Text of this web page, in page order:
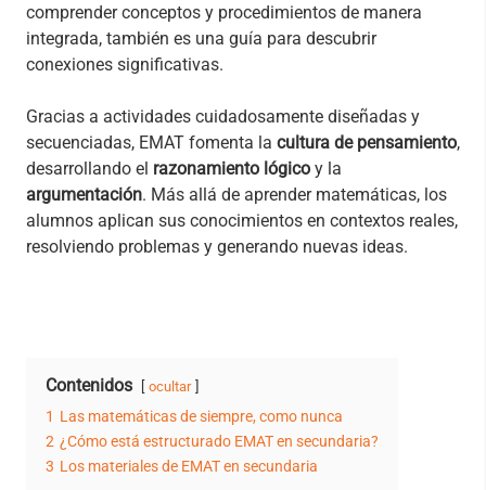
comprender conceptos y procedimientos de manera
integrada, también es una guía para descubrir
conexiones significativas.
Gracias a actividades cuidadosamente diseñadas y
secuenciadas, EMAT fomenta la cultura de pensamiento,
desarrollando el razonamiento lógico y la
argumentación. Más allá de aprender matemáticas, los
alumnos aplican sus conocimientos en contextos reales,
resolviendo problemas y generando nuevas ideas.
Contenidos ocultar
1 Las matemáticas de siempre, como nunca
2 ¿Cómo está estructurado EMAT en secundaria?
3 Los materiales de EMAT en secundaria